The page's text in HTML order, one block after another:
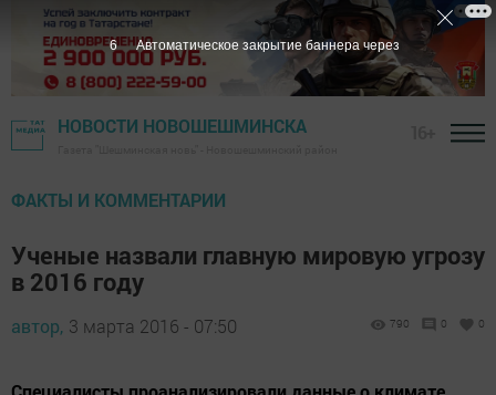
НОВОСТИ НОВОШЕШМИНСКА
ФАКТЫ И КОММЕНТАРИИ
Ученые назвали главную мировую угрозу
в 2016 году
автор, 3 марта 2016 - 07:50 790 0 0
5 Автоматическое закрытие баннера через